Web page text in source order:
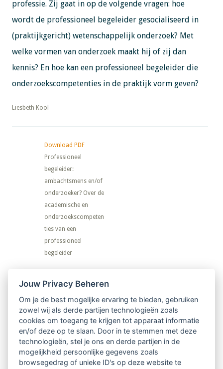
professie. Zij gaat in op de volgende vragen: hoe
wordt de professioneel begeleider gesocialiseerd in
(praktijkgericht) wetenschappelijk onderzoek? Met
welke vormen van onderzoek maakt hij of zij dan
kennis? En hoe kan een professioneel begeleider die
onderzoekscompetenties in de praktijk vorm geven?
​​​​​​​Liesbeth Kool
Download PDF
Professioneel
begeleider:
ambachtsmens en/of
onderzoeker? Over de
academische en
onderzoekscompeten
ties van een
professioneel
begeleider
Nieuwsbrief
Ontvang 10 x per jaar de LVSC-
relatienieuwsbrief met o.a.:
vrij toegankelijke TsvB-artikelen
Jouw Privacy Beheren
Om je de best mogelijke ervaring te bieden, gebruiken
zowel wij als derde partijen technologieën zoals
cookies om toegang te krijgen tot apparaat informatie
en/of deze op te slaan. Door in te stemmen met deze
technologieën, stel je ons en derde partijen in de
mogelijkheid persoonlijke gegevens zoals
browsegedrag of unieke ID's op deze website te